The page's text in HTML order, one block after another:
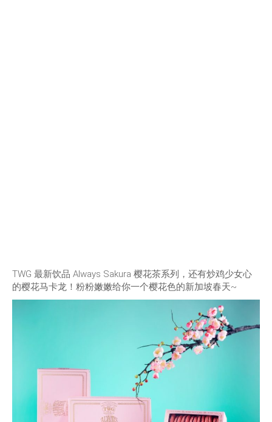
TWG 最新饮品 Always Sakura 樱花茶系列，还有炒鸡少女心
的樱花马卡龙！粉粉嫩嫩给你一个樱花色的新加坡春天~